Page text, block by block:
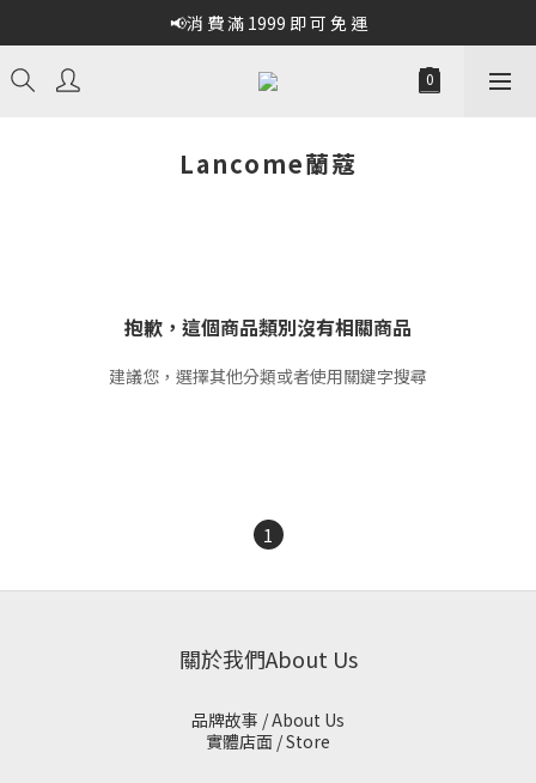
📢消 費 滿 1999 即 可 免 運
Lancome蘭蔻
抱歉，這個商品類別沒有相關商品
建議您，選擇其他分類或者使用關鍵字搜尋
1
關於我們About Us
品牌故事 / About Us
實體店面 / Store